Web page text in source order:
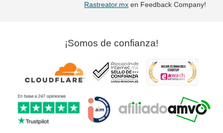
Rastreator.mx en Feedback Company!
¡Somos de confianza!